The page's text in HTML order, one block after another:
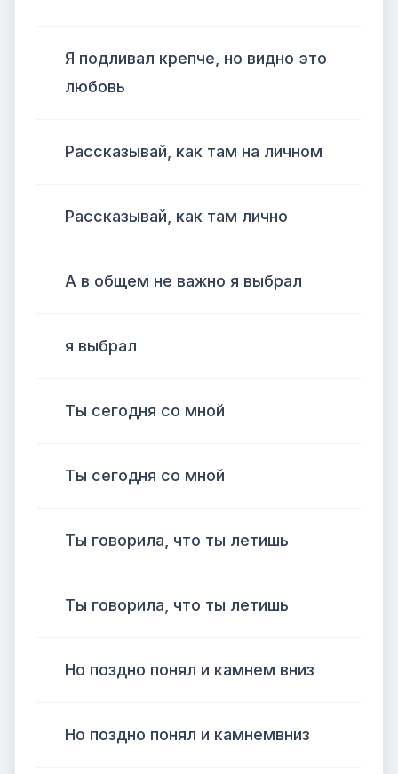
Я подливал крепче, но видно это
любовь
Рассказывай, как там на личном
Рассказывай, как там лично
А в общем не важно я выбрал
я выбрал
Ты сегодня со мной
Ты сегодня со мной
Ты говорила, что ты летишь
Ты говорила, что ты летишь
Но поздно понял и камнем вниз
Но поздно понял и камнемвниз